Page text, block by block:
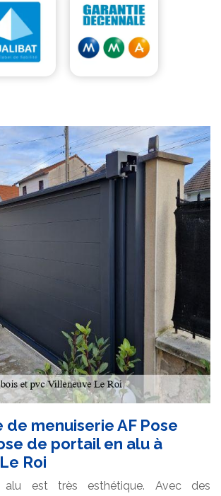
de menuiserie AF Pose
de portail en alu à
Roi
est très esthétique. Avec des